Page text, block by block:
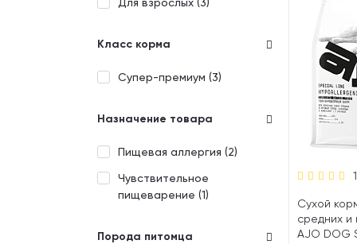
Класс корма
Супер-премиум (3)
Назначение товара
Пищевая аллергия (2)
Чувствительное
пищеварение (1)
Порода питомца
Сухой
средних и
AJO DOG